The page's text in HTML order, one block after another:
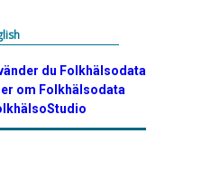
du Folkhälsodata
om Folkhälsodata